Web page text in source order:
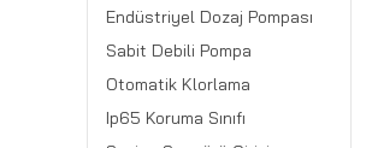
Endüstriyel Dozaj Pompası
Sabit Debili Pompa
Otomatik Klorlama
Ip65 Koruma Sınıfı